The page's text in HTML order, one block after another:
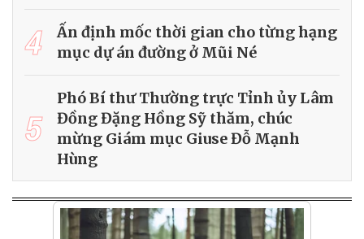
4
Ấn định mốc thời gian cho từng hạng
mục dự án đường ở Mũi Né
5
Phó Bí thư Thường trực Tỉnh ủy Lâm
Đồng Đặng Hồng Sỹ thăm, chúc
mừng Giám mục Giuse Đỗ Mạnh
Hùng